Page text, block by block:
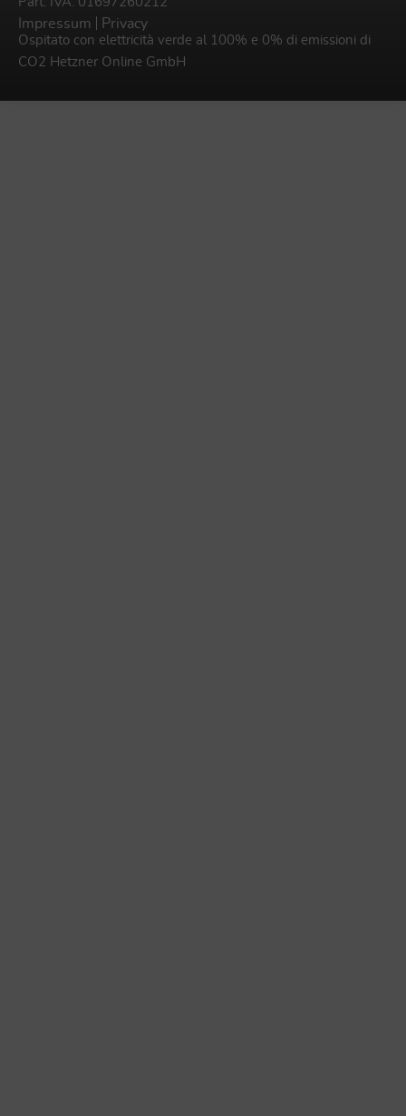
Impressum Privacy
Ospitato con elettricità verde al 100% e 0% di emissioni di
CO2 Hetzner Online GmbH